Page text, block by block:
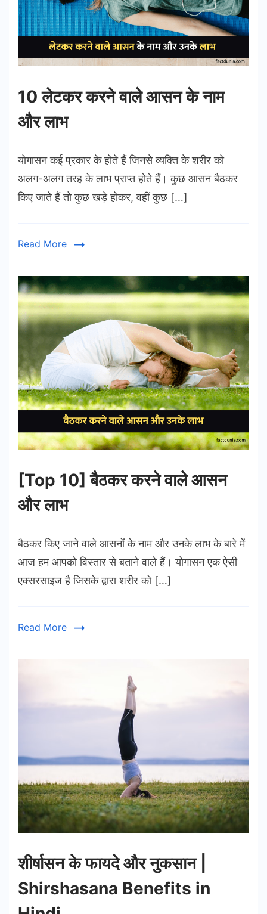
10 लेटकर करने वाले आसन के नाम
और लाभ
योगासन कई प्रकार के होते हैं जिनसे व्यक्ति के शरीर को
अलग-अलग तरह के लाभ प्राप्त होते हैं। कुछ आसन बैठकर
किए जाते हैं तो कुछ खड़े होकर, वहीं कुछ […]
Read More
[Top 10] बैठकर करने वाले आसन
और लाभ
बैठकर किए जाने वाले आसनों के नाम और उनके लाभ के बारे में
आज हम आपको विस्तार से बताने वाले हैं। योगासन एक ऐसी
एक्सरसाइज है जिसके द्वारा शरीर को […]
Read More
शीर्षासन के फायदे और नुकसान |
Shirshasana Benefits in